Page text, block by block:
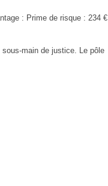
: Prime de risque : 234 €
main de justice. Le pôle